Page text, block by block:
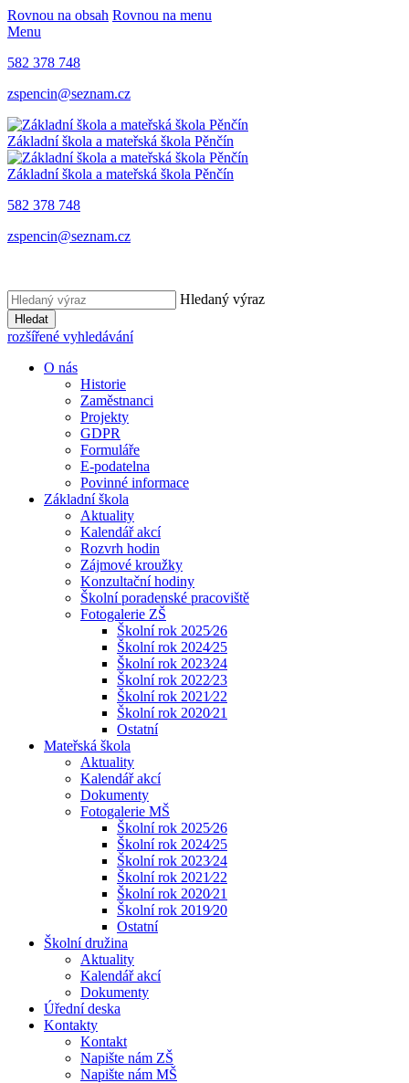
Rovnou na obsah Rovnou na menu
Menu
582 378 748
zspencin@seznam.cz
Základní škola a mateřská škola Pěnčín
Základní škola a mateřská škola Pěnčín
582 378 748
zspencin@seznam.cz
Hledaný výraz
Hledat
rozšířené vyhledávání
O nás
Historie
Zaměstnanci
Projekty
GDPR
Formuláře
E-podatelna
Povinné informace
Základní škola
Aktuality
Kalendář akcí
Rozvrh hodin
Zájmové kroužky
Konzultační hodiny
Školní poradenské pracoviště
Fotogalerie ZŠ
Školní rok 2025⁄26
Školní rok 2024⁄25
Školní rok 2023⁄24
Školní rok 2022⁄23
Školní rok 2021⁄22
Školní rok 2020⁄21
Ostatní
Mateřská škola
Aktuality
Kalendář akcí
Dokumenty
Fotogalerie MŠ
Školní rok 2025⁄26
Školní rok 2024⁄25
Školní rok 2023⁄24
Školní rok 2021⁄22
Školní rok 2020⁄21
Školní rok 2019⁄20
Ostatní
Školní družina
Aktuality
Kalendář akcí
Dokumenty
Úřední deska
Kontakty
Kontakt
Napište nám ZŠ
Napište nám MŠ